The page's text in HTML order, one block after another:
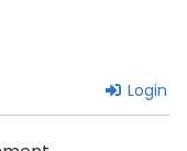
Login